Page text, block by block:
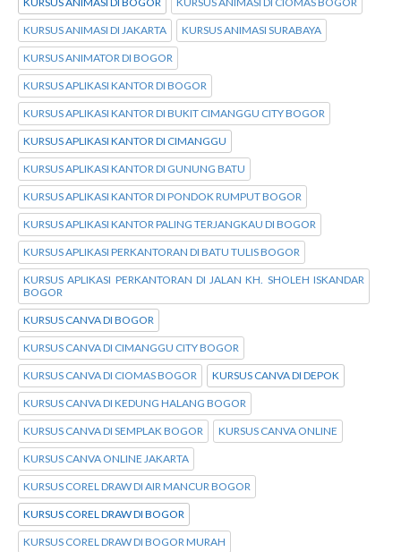
KURSUS ANIMASI DI JAKARTA KURSUS ANIMASI SURABAYA
KURSUS ANIMATOR DI BOGOR
KURSUS APLIKASI KANTOR DI BOGOR
KURSUS APLIKASI KANTOR DI BUKIT CIMANGGU CITY BOGOR
KURSUS APLIKASI KANTOR DI CIMANGGU
KURSUS APLIKASI KANTOR DI GUNUNG BATU
KURSUS APLIKASI KANTOR DI PONDOK RUMPUT BOGOR
KURSUS APLIKASI KANTOR PALING TERJANGKAU DI BOGOR
KURSUS APLIKASI PERKANTORAN DI BATU TULIS BOGOR
KURSUS APLIKASI PERKANTORAN DI JALAN KH. SHOLEH ISKANDAR
BOGOR
KURSUS CANVA DI BOGOR
KURSUS CANVA DI CIMANGGU CITY BOGOR
KURSUS CANVA DI CIOMAS BOGOR KURSUS CANVA DI DEPOK
KURSUS CANVA DI KEDUNG HALANG BOGOR
KURSUS CANVA DI SEMPLAK BOGOR KURSUS CANVA ONLINE
KURSUS CANVA ONLINE JAKARTA
KURSUS COREL DRAW DI AIR MANCUR BOGOR
KURSUS COREL DRAW DI BOGOR
KURSUS COREL DRAW DI BOGOR MURAH